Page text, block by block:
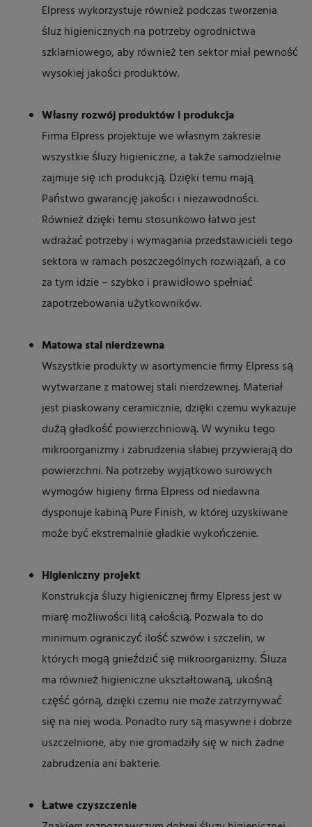
Elpress wykorzystuje również podczas tworzenia
śluz higienicznych na potrzeby ogrodnictwa
szklarniowego, aby również ten sektor miał pewność
wysokiej jakości produktów.
Własny rozwój produktów i produkcja
Firma Elpress projektuje we własnym zakresie
wszystkie śluzy higieniczne, a także samodzielnie
zajmuje się ich produkcją. Dzięki temu mają
Państwo gwarancję jakości i niezawodności.
Również dzięki temu stosunkowo łatwo jest
wdrażać potrzeby i wymagania przedstawicieli tego
sektora w ramach poszczególnych rozwiązań, a co
za tym idzie – szybko i prawidłowo spełniać
zapotrzebowania użytkowników.
Matowa stal nierdzewna
Wszystkie produkty w asortymencie firmy Elpress są
wytwarzane z matowej stali nierdzewnej. Materiał
jest piaskowany ceramicznie, dzięki czemu wykazuje
dużą gładkość powierzchniową. W wyniku tego
mikroorganizmy i zabrudzenia słabiej przywierają do
powierzchni. Na potrzeby wyjątkowo surowych
wymogów higieny firma Elpress od niedawna
dysponuje kabiną Pure Finish, w której uzyskiwane
może być ekstremalnie gładkie wykończenie.
Higieniczny projekt
Konstrukcja śluzy higienicznej firmy Elpress jest w
miarę możliwości litą całością. Pozwala to do
minimum ograniczyć ilość szwów i szczelin, w
których mogą gnieździć się mikroorganizmy. Śluza
ma również higieniczne ukształtowaną, ukośną
część górną, dzięki czemu nie może zatrzymywać
się na niej woda. Ponadto rury są masywne i dobrze
uszczelnione, aby nie gromadziły się w nich żadne
zabrudzenia ani bakterie.
Łatwe czyszczenie